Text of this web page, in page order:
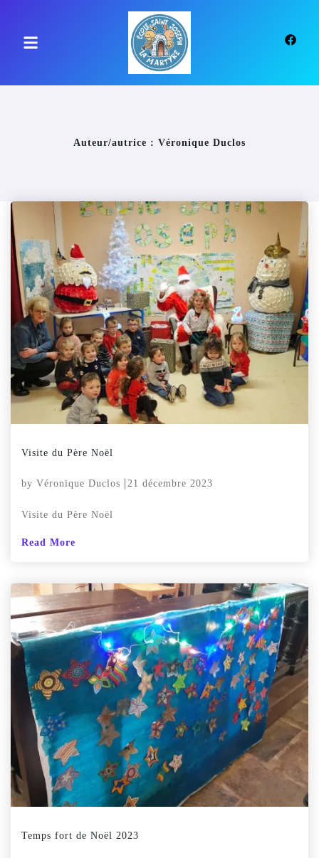
Auteur/autrice : Véronique Duclos
Visite du Père Noël
by Véronique Duclos 21 décembre 2023
Visite du Père Noël
Read More
Temps fort de Noël 2023